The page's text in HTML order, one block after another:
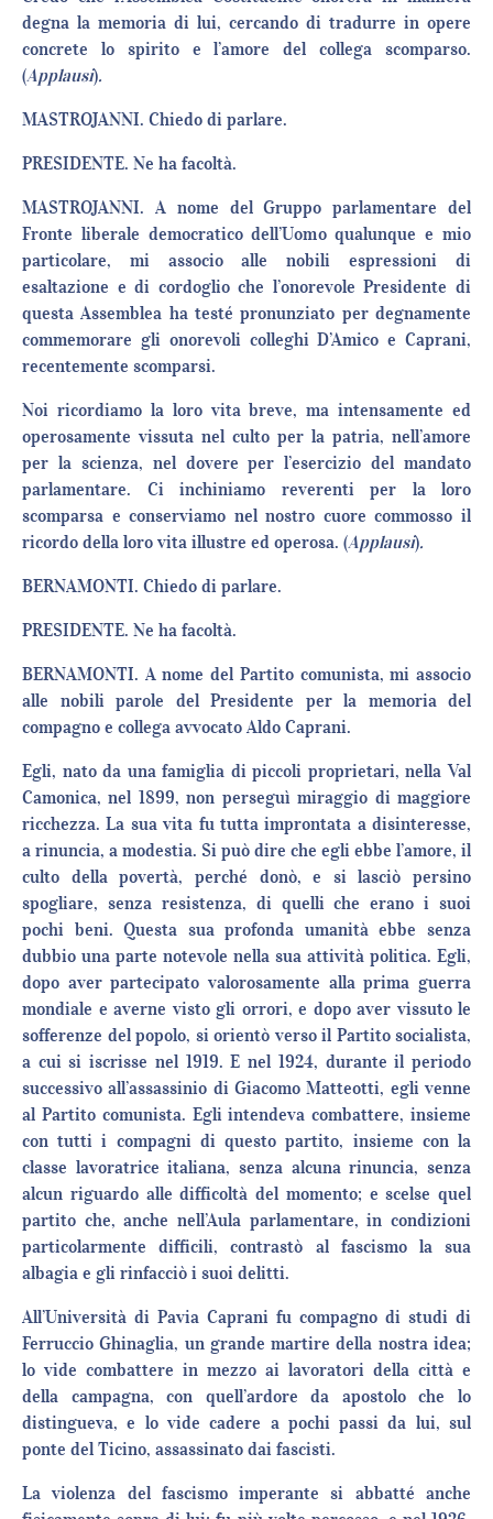
degna la memoria di lui, cercando di tradurre in opere
concrete lo spirito e l’amore del collega scomparso.
(Applausi).
MASTROJANNI. Chiedo di parlare.
PRESIDENTE. Ne ha facoltà.
MASTROJANNI. A nome del Gruppo parlamentare del
Fronte liberale democratico dell’Uomo qualunque e mio
particolare, mi associo alle nobili espressioni di
esaltazione e di cordoglio che l’onorevole Presidente di
questa Assemblea ha testé pronunziato per degnamente
commemorare gli onorevoli colleghi D’Amico e Caprani,
recentemente scomparsi.
Noi ricordiamo la loro vita breve, ma intensamente ed
operosamente vissuta nel culto per la patria, nell’amore
per la scienza, nel dovere per l’esercizio del mandato
parlamentare. Ci inchiniamo reverenti per la loro
scomparsa e conserviamo nel nostro cuore commosso il
ricordo della loro vita illustre ed operosa. (Applausi).
BERNAMONTI. Chiedo di parlare.
PRESIDENTE. Ne ha facoltà.
BERNAMONTI. A nome del Partito comunista, mi associo
alle nobili parole del Presidente per la memoria del
compagno e collega avvocato Aldo Caprani.
Egli, nato da una famiglia di piccoli proprietari, nella Val
Camonica, nel 1899, non perseguì miraggio di maggiore
ricchezza. La sua vita fu tutta improntata a disinteresse,
a rinuncia, a modestia. Si può dire che egli ebbe l’amore, il
culto della povertà, perché donò, e si lasciò persino
spogliare, senza resistenza, di quelli che erano i suoi
pochi beni. Questa sua profonda umanità ebbe senza
dubbio una parte notevole nella sua attività politica. Egli,
dopo aver partecipato valorosamente alla prima guerra
mondiale e averne visto gli orrori, e dopo aver vissuto le
sofferenze del popolo, si orientò verso il Partito socialista,
a cui si iscrisse nel 1919. E nel 1924, durante il periodo
successivo all’assassinio di Giacomo Matteotti, egli venne
al Partito comunista. Egli intendeva combattere, insieme
con tutti i compagni di questo partito, insieme con la
classe lavoratrice italiana, senza alcuna rinuncia, senza
alcun riguardo alle difficoltà del momento; e scelse quel
partito che, anche nell’Aula parlamentare, in condizioni
particolarmente difficili, contrastò al fascismo la sua
albagia e gli rinfacciò i suoi delitti.
All’Università di Pavia Caprani fu compagno di studi di
Ferruccio Ghinaglia, un grande martire della nostra idea;
lo vide combattere in mezzo ai lavoratori della città e
della campagna, con quell’ardore da apostolo che lo
distingueva, e lo vide cadere a pochi passi da lui, sul
ponte del Ticino, assassinato dai fascisti.
La violenza del fascismo imperante si abbatté anche